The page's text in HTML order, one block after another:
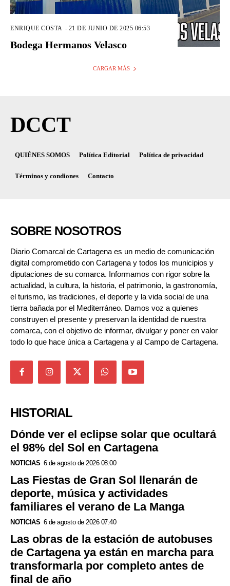
ENRIQUE COSTA - 21 DE JUNIO DE 2025 06:53
Bodega Hermanos Velasco
CARGAR MÁS
DCCT
QUIÉNES SOMOS Política Editorial Política de privacidad
Términos y condiones Contacto
SOBRE NOSOTROS
Diario Comarcal de Cartagena es un medio de comunicación
digital comprometido con Cartagena y todos los municipios y
diputaciones de su comarca. Informamos con rigor sobre la
actualidad, la cultura, la historia, el patrimonio, la gastronomía,
el turismo, las tradiciones, el deporte y la vida social de una
tierra bañada por el Mediterráneo. Damos voz a quienes
construyen el presente y preservan la identidad de nuestra
comarca, con el objetivo de informar, divulgar y poner en valor
todo lo que hace única a Cartagena y al Campo de Cartagena.
HISTORIAL
Dónde ver el eclipse solar que ocultará
el 98% del Sol en Cartagena
NOTICIAS 6 de agosto de 2026 08:00
Las Fiestas de Gran Sol llenarán de
deporte, música y actividades
familiares el verano de La Manga
NOTICIAS 6 de agosto de 2026 07:40
Las obras de la estación de autobuses
de Cartagena ya están en marcha para
transformarla por completo antes de
final de año